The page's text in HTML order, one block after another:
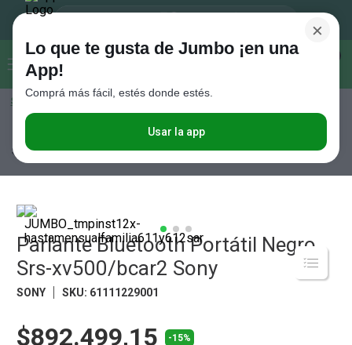
Buscar...
Seleccioná el método de entrega
×
Lo que te gusta de Jumbo ¡en una
App!
Comprá más fácil, estés donde estés.
Usar la app
Parlante Bluetooth Portátil Negro Srs-xv500/bcar2
Sony
Parlante Bluetooth Portátil Negro
Srs-xv500/bcar2 Sony
SONY SKU: 61111229001
$892.499,15 -15%
Términos más buscados
.
Cerveza
Galletitas
Juguetes
Yerba